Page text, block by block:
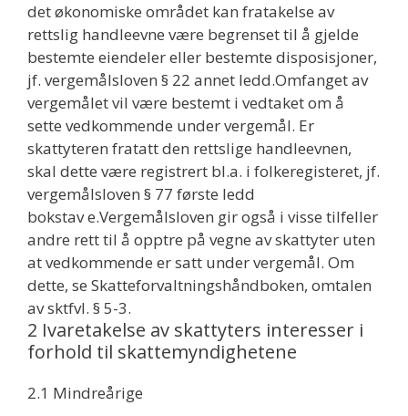
det økonomiske området kan fratakelse av
rettslig handleevne være begrenset til å gjelde
bestemte eiendeler eller bestemte disposisjoner,
jf. vergemålsloven § 22 annet ledd.Omfanget av
vergemålet vil være bestemt i vedtaket om å
sette vedkommende under vergemål. Er
skattyteren fratatt den rettslige handleevnen,
skal dette være registrert bl.a. i folkeregisteret, jf.
vergemålsloven § 77 første ledd
bokstav e.Vergemålsloven gir også i visse tilfeller
andre rett til å opptre på vegne av skattyter uten
at vedkommende er satt under vergemål. Om
dette, se Skatteforvaltningshåndboken, omtalen
av sktfvl. § 5-3.
2 Ivaretakelse av skattyters interesser i
forhold til skattemyndighetene
2.1 Mindreårige